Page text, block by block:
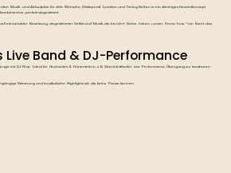
Musik- und Ablaufplan für dich. Wünsche, Gästeprofil, Location und Timing fließen in ein stimmiges Gesamtkonzept
perfekt abgestimmt.
mit variabler Besetzung, abgestimmter Setlist und Musik, die berührt. Deine Ideen + unser Know-how = ein Event, das
Band & DJ-Performance
mit DJ-Flow. Ideal für Hochzeiten & Firmenfeiern, z. B. Start mit stilvoller Live-Performance, Übergang zur tanzbaren
Stimmung und musikalische Highlights ab, die keine Pause kennen.